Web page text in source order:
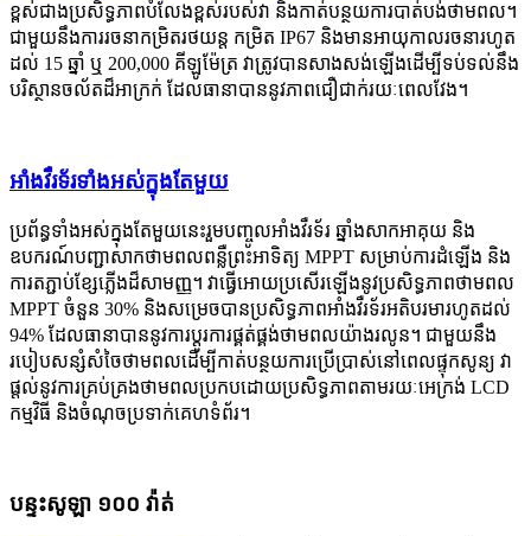
ខ្ពស់ជាងប្រសិទ្ធភាពបំលែងខ្ពស់របស់វា និងកាត់បន្ថយការបាត់បង់ថាមពល។
ជាមួយនឹងការរចនាកម្រិតរថយន្ត កម្រិត IP67 និងមានអាយុកាលរចនារហូត
ដល់ 15 ឆ្នាំ ឬ 200,000 គីឡូម៉ែត្រ វាត្រូវបានសាងសង់ឡើងដើម្បីទប់ទល់នឹង
បរិស្ថានចល័តដ៏អាក្រក់ ដែលធានាបាននូវភាពជឿជាក់រយៈពេលវែង។
អាំងវឺរទ័រទាំងអស់ក្នុងតែមួយ
ប្រព័ន្ធទាំងអស់ក្នុងតែមួយនេះរួមបញ្ចូលអាំងវឺរទ័រ ឆ្នាំងសាកអាគុយ និង
ឧបករណ៍បញ្ជាសាកថាមពលពន្លឺព្រះអាទិត្យ MPPT សម្រាប់ការដំឡើង និង
ការតភ្ជាប់ខ្សែភ្លើងដ៏សាមញ្ញ។ វាធ្វើអោយប្រសើរឡើងនូវប្រសិទ្ធភាពថាមពល
MPPT ចំនួន 30% និងសម្រេចបានប្រសិទ្ធភាពអាំងវឺរទ័រអតិបរមារហូតដល់
94% ដែលធានាបាននូវការប្តូរការផ្គត់ផ្គង់ថាមពលយ៉ាងរលូន។ ជាមួយនឹង
របៀបសន្សំសំចៃថាមពលដើម្បីកាត់បន្ថយការប្រើប្រាស់នៅពេលផ្ទុកសូន្យ វា
ផ្តល់នូវការគ្រប់គ្រងថាមពលប្រកបដោយប្រសិទ្ធភាពតាមរយៈអេក្រង់ LCD
កម្មវិធី និងចំណុចប្រទាក់គេហទំព័រ។
បន្ទះសូឡា ១០០ វ៉ាត់